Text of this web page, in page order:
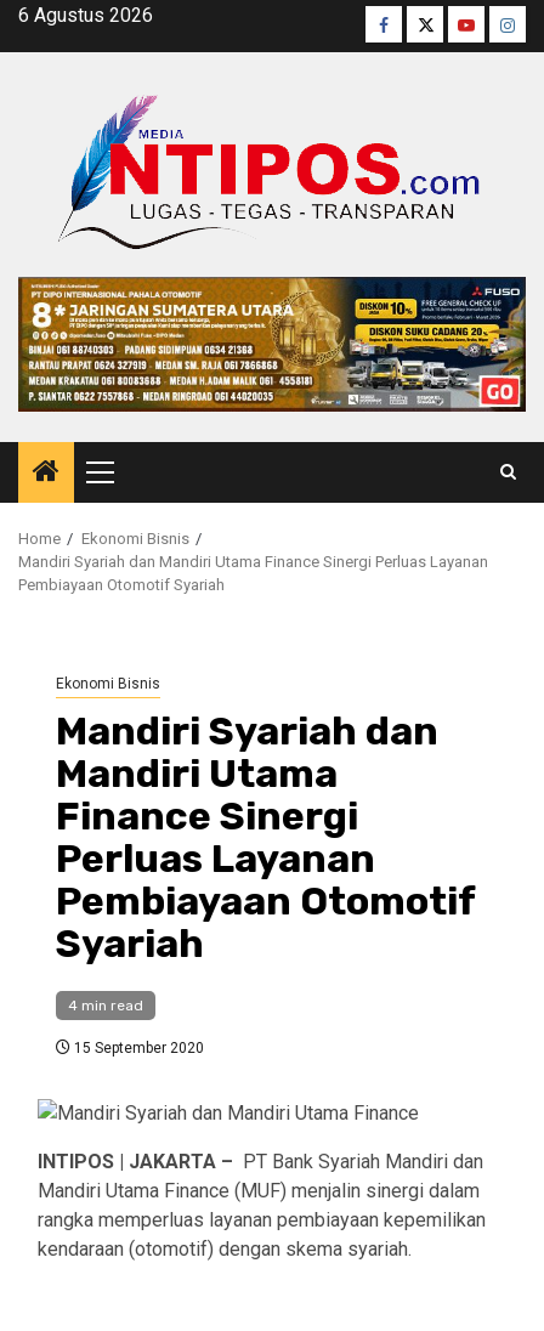
Skip6 Agustus 2026 Facebook
TwitterYoutube
Primary
Menu
Home
Ekonomi Bisnis
Mandiri Syariah dan Mandiri Utama Finance Sinergi Perluas Layanan
Pembiayaan Otomotif Syariah
Ekonomi Bisnis
Mandiri Syariah dan
Mandiri Utama
Finance Sinergi
Perluas Layanan
Pembiayaan Otomotif
Syariah
4 min read
15 September 2020
INTIPOS | JAKARTA –
PT Bank Syariah Mandiri dan
Mandiri Utama Finance (MUF) menjalin sinergi dalam
rangka memperluas layanan pembiayaan kepemilikan
kendaraan (otomotif) dengan skema syariah.